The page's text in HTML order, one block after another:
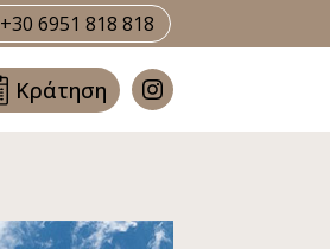
+30 6951 818 818
Κράτηση